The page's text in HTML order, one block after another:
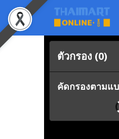
ตัวกรอง (0)
คัดกรองตามแ